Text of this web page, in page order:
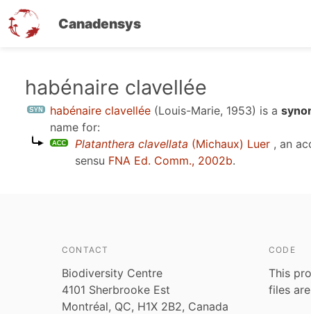
Canadensys
habénaire clavellée
habénaire clavellée (Louis-Marie, 1953) is a
name for:
Platanthera clavellata (Michaux) Luer , an
sensu FNA Ed. Comm., 2002b.
CONTACT
Biodiversity Centre
4101 Sherbrooke Est
Montréal, QC, H1X 2B2, Canada
CODE
This
files